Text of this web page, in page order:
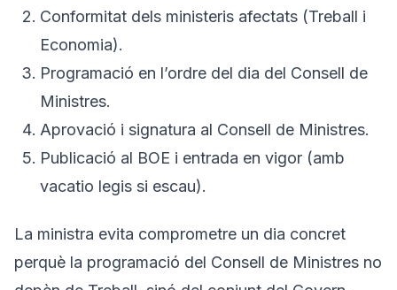
Conformitat dels ministeris afectats (Treball i
Economia).
Programació en l’ordre del dia del Consell de
Ministres.
Aprovació i signatura al Consell de Ministres.
Publicació al BOE i entrada en vigor (amb
vacatio legis si escau).
La ministra evita comprometre un dia concret
perquè la programació del Consell de Ministres no